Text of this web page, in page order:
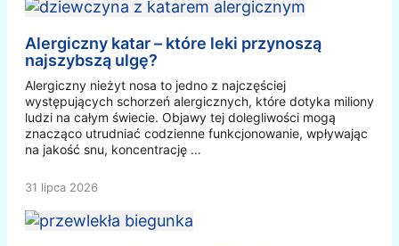
Alergiczny katar – które leki przynoszą
najszybszą ulgę?
Alergiczny nieżyt nosa to jedno z najczęściej
występujących schorzeń alergicznych, które dotyka miliony
ludzi na całym świecie. Objawy tej dolegliwości mogą
znacząco utrudniać codzienne funkcjonowanie, wpływając
na jakość snu, koncentrację …
31 lipca 2026